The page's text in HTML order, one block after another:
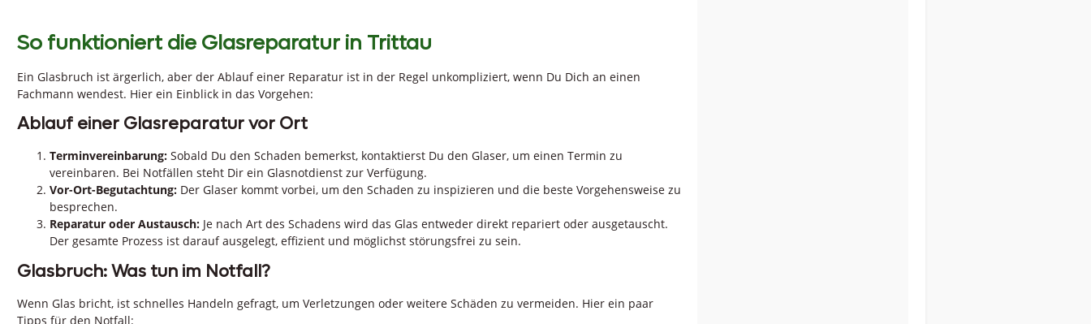
So funktioniert die Glasreparatur in Trittau
Ein Glasbruch ist ärgerlich, aber der Ablauf einer Reparatur ist in der Regel unkompliziert, wenn Du Dich an einen
Fachmann wendest. Hier ein Einblick in das Vorgehen:
Ablauf einer Glasreparatur vor Ort
Terminvereinbarung: Sobald Du den Schaden bemerkst, kontaktierst Du den Glaser, um einen Termin zu
vereinbaren. Bei Notfällen steht Dir ein Glasnotdienst zur Verfügung.
Vor-Ort-Begutachtung: Der Glaser kommt vorbei, um den Schaden zu inspizieren und die beste Vorgehensweise zu
besprechen.
Reparatur oder Austausch: Je nach Art des Schadens wird das Glas entweder direkt repariert oder ausgetauscht.
Der gesamte Prozess ist darauf ausgelegt, effizient und möglichst störungsfrei zu sein.
Glasbruch: Was tun im Notfall?
Wenn Glas bricht, ist schnelles Handeln gefragt, um Verletzungen oder weitere Schäden zu vermeiden. Hier ein paar
Tipps für den Notfall: